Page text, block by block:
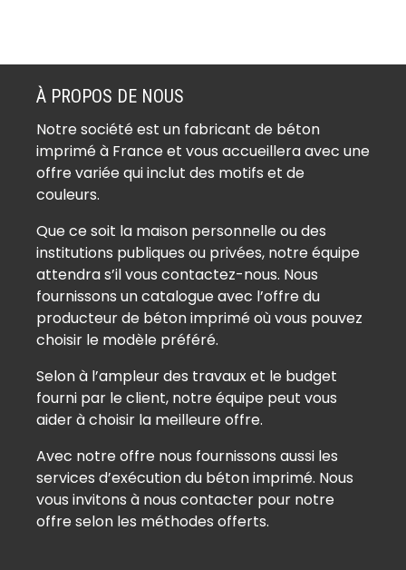
Béton imprimé Ableiges (95450)
Béton imprimé Aincourt (95510)
Béton imprimé Ambleville (95420)
Béton imprimé Amenucourt (95510)
Béton imprimé Andilly (95580)
Béton imprimé Argenteuil (95100)
Béton imprimé Arronville (95810)
Béton imprimé Arthies (95420)
Béton imprimé Asnières-sur-Oise
(95270)
Béton imprimé Attainville (95570)
Béton imprimé Auvers-sur-Oise
(95430)
Béton imprimé Avernes (95450)
(95560)
Béton imprimé Banthelu (95420)
Béton imprimé Beauchamp (95250)
À PROPOS DE NOUS
Notre société est un fabricant de béton
imprimé à France et vous accueillera avec une
offre variée qui inclut des motifs et de
couleurs.
Que ce soit la maison personnelle ou des
institutions publiques ou privées, notre équipe
attendra s’il vous contactez-nous. Nous
fournissons un catalogue avec l’offre du
producteur de béton imprimé où vous pouvez
choisir le modèle préféré.
Selon à l’ampleur des travaux et le budget
fourni par le client, notre équipe peut vous
aider à choisir la meilleure offre.
Avec notre offre nous fournissons aussi les
services d’exécution du béton imprimé. Nous
vous invitons à nous contacter pour notre
offre selon les méthodes offerts.